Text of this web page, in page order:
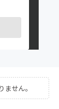
せん。